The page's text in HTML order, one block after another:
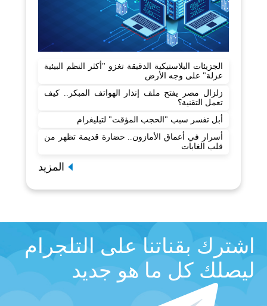
الجزيئات البلاستيكية الدقيقة تغزو "أكثر النظم البيئية
عزلة" على وجه الأرض
زلزال مصر يفتح ملف إنذار الهواتف المبكر.. كيف
تعمل التقنية؟
أبل تفسر سبب "الحجب المؤقت" لتيليغرام
أسرار في أعماق الأمازون.. حضارة قديمة تظهر من
قلب الغابات
المزيد
اشترك بقناتنا على التلجرام
ليصلك كل ما هو جديد